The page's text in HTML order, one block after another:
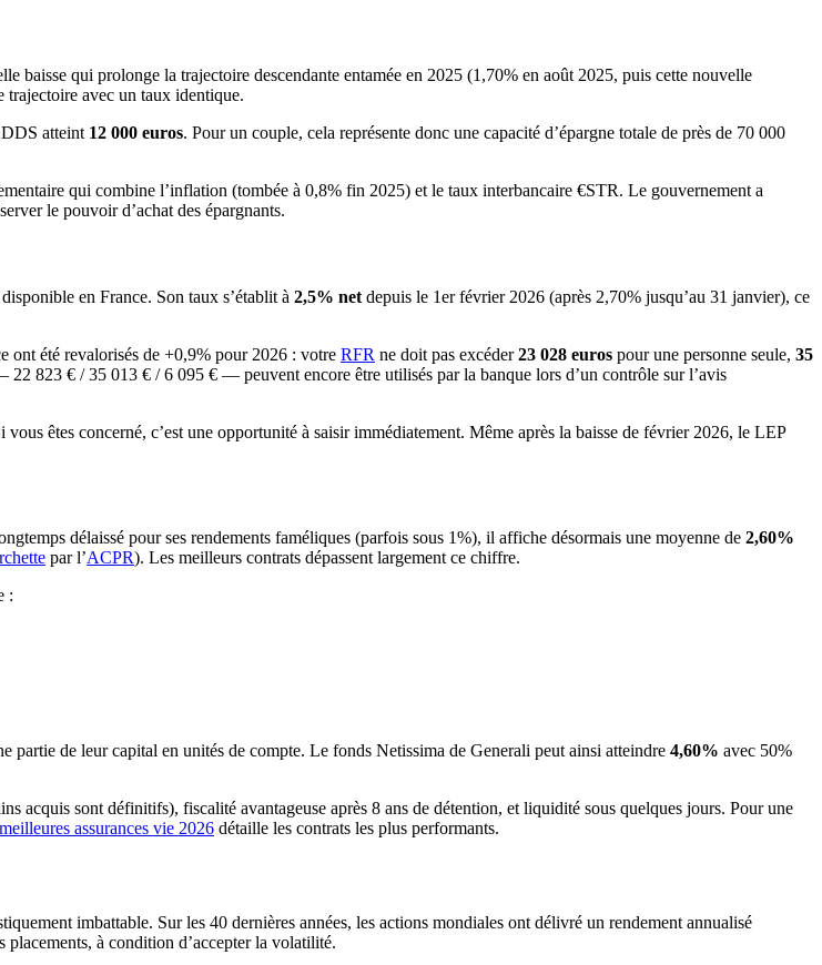
baisse qui prolonge la trajectoire descendante entamée en 2025 (1,70% en août 2025, puis cette nouvelle
trajectoire avec un taux identique.
atteint 12 000 euros. Pour un couple, cela représente donc une capacité d’épargne totale de près de 70 000
qui combine l’inflation (tombée à 0,8% fin 2025) et le taux interbancaire €STR. Le gouvernement a
le pouvoir d’achat des épargnants.
en France. Son taux s’établit à 2,5% net depuis le 1er février 2026 (après 2,70% jusqu’au 31 janvier), ce
ont été revalorisés de +0,9% pour 2026 : votre RFR ne doit pas excéder23 028 euros pour une personne seule, 35
823 € / 35 013 € / 6 095 € — peuvent encore être utilisés par la banque lors d’un contrôle sur l’avis
êtes concerné, c’est une opportunité à saisir immédiatement. Même après la baisse de février 2026, le LEP
délaissé pour ses rendements faméliques (parfois sous 1%), il affiche désormais une moyenne de 2,60%
par l’ACPR). Les meilleurs contrats dépassent largement ce chiffre.
:
partie de leur capital en unités de compte. Le fonds Netissima de Generali peut ainsi atteindre 4,60% avec 50%
acquis sont définitifs), fiscalité avantageuse après 8 ans de détention, et liquidité sous quelques jours. Pour une
assurances vie 2026 détaille les contrats les plus performants.
imbattable. Sur les 40 dernières années, les actions mondiales ont délivré un rendement annualisé
placements, à condition d’accepter la volatilité.